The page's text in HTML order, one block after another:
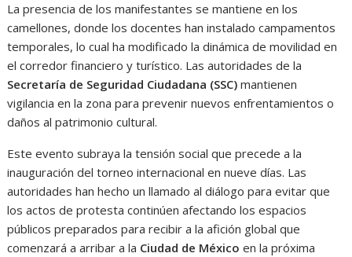
La presencia de los manifestantes se mantiene en los
camellones, donde los docentes han instalado campamentos
temporales, lo cual ha modificado la dinámica de movilidad en
el corredor financiero y turístico. Las autoridades de la
Secretaría de Seguridad Ciudadana (SSC) mantienen
vigilancia en la zona para prevenir nuevos enfrentamientos o
daños al patrimonio cultural.
Este evento subraya la tensión social que precede a la
inauguración del torneo internacional en nueve días. Las
autoridades han hecho un llamado al diálogo para evitar que
los actos de protesta continúen afectando los espacios
públicos preparados para recibir a la afición global que
comenzará a arribar a la Ciudad de México en la próxima